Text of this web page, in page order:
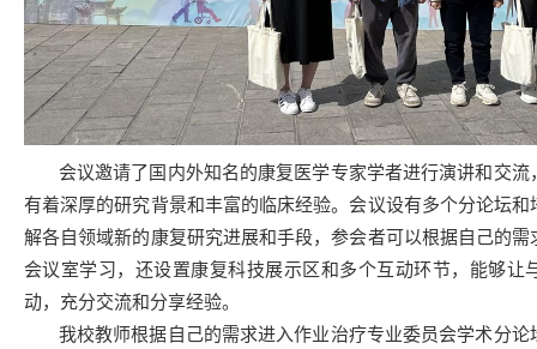
会议邀请了国内外知名的康复医学专家学者进行演讲和交流
有着深厚的研究背景和丰富的临床经验。会议设有多个分论坛
解各自领域新的康复研究进展和手段，参会者可以根据自己的
会议室学习，还设置康复科技展示区和多个互动环节，能够让
动，充分交流和分享经验。
我校教师根据自己的需求进入作业治疗专业委员会学术分论